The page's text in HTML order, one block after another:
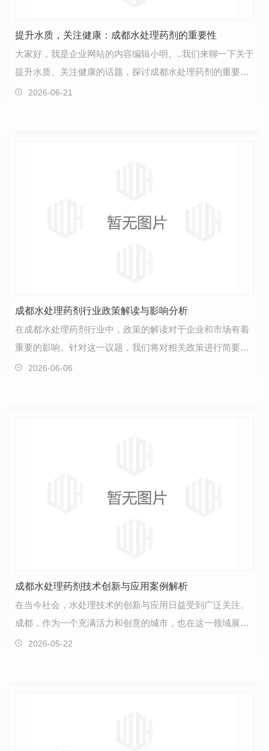
提升水质，关注健康：成都水处理药剂的重要性
大家好，我是企业网站的内容编辑小明。..我们来聊一下关于
提升水质、关注健康的话题，探讨成都水处理药剂的重要
性。水是生命之源，对人类的健康至关重要。然而，在…
2026-06-21
成都水处理药剂行业政策解读与影响分析
在成都水处理药剂行业中，政策的解读对于企业和市场有着
重要的影响。针对这一议题，我们将对相关政策进行简要分
析，以便更好地了解其可能带来的影响。首先，政策的…
2026-06-06
成都水处理药剂技术创新与应用案例解析
在当今社会，水处理技术的创新与应用日益受到广泛关注。
成都，作为一个充满活力和创意的城市，也在这一领域展现
出独特的魅力。我们将结合实际案例，探讨成都水处理…
2026-05-22